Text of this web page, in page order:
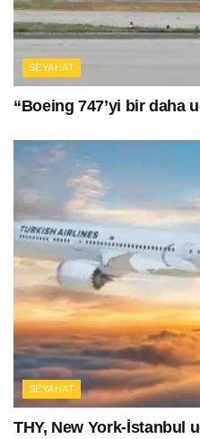
SEYAHAT
“Boeing 747’yi bir daha
SEYAHAT
THY, New York-İstanbul